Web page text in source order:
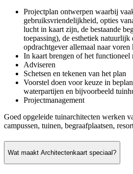
Projectplan ontwerpen waarbij
gebruiksvriendelijkheid, opties
lucht in kaart zijn, de bestaande
toepassing), de esthetiek natuurlijk
opdrachtgever allemaal naar voren
In kaart brengen of het
Adviseren
Schetsen en tekenen van het plan
Voorstel doen voor keuze in
waterpartijen en bijvoorbeeld
Projectmanagement
Goed opgeleide tuinarchitecten werken
campussen, tuinen, begraafplaatsen,
Wat maakt Architectenkaart speciaal?